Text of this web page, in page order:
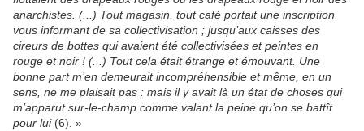
anarchistes. (...) Tout magasin, tout café portait une inscription
vous informant de sa collectivisation ; jusqu’aux caisses des
cireurs de bottes qui avaient été collectivisées et peintes en
rouge et noir ! (...) Tout cela était étrange et émouvant. Une
bonne part m’en demeurait incompréhensible et même, en un
sens, ne me plaisait pas : mais il y avait là un état de choses qui
m’apparut sur-le-champ comme valant la peine qu’on se battît
pour lui(6). »